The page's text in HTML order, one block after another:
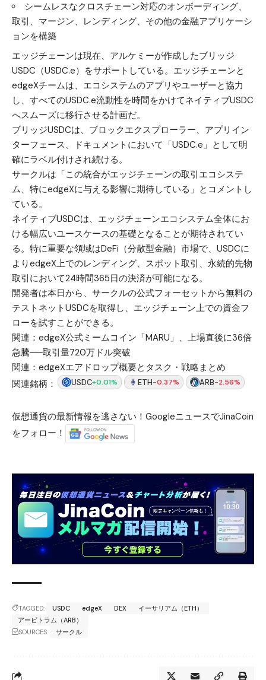
シームレスなクロスチェーン対応のオンボーディング、
取引、マージン、レンディング、その他の金融アプリケーシ
ョンを構築
エッジチェーンは現在、アルケミーが作成したブリッジ
USDC（USDC.e）をサポートしている。エッジチェーンと
edgeXチームは、エコシステムのアプリやユーザーと協力
し、すべてのUSDC.e流動性を時間をかけてネイティブUSDC
へスムーズに移行させる計画だ。
ブリッジUSDCは、ブロックエクスプローラー、アプリイン
ターフェース、ドキュメントにおいて「USDC.e」として明
確にラベル付けされ続ける。
サークルは「この統合がエッジチェーンの取引エコシステ
ム、特にedgeXに与える影響に期待している」とコメントし
ている。
ネイティブUSDCは、エッジチェーンエコシステム全体にお
ける幅広いユースケースの基礎となることが期待されてい
る。特に重要な領域はDeFi（分散型金融）市場で、USDCに
よりedgeX上でのレンディング、スポット取引、永続的先物
取引において24時間365日の決済が可能になる。
開発者は本日から、サークルの公式フォーセットから無料の
テストネットUSDCを取得し、エッジチェーン上での資金フ
ローを試すことができる。
関連： edgeX公式ミームコイン「MARU」、上場直後に36倍
急騰──取引量720万ドル突破
関連： edgeXエアドロップ概要とタスク・戦略まとめ
関連銘柄：
USDC+0.01% ETH-0.37% ARB-2.56%
仮想通貨の最新情報を逃さない！GoogleニュースでJinaCoin
をフォロー！
TAGGED: USDC edgeX DEX
イーサリアム（ETH）
アービトラム（ARB）
SOURCES:
サークル